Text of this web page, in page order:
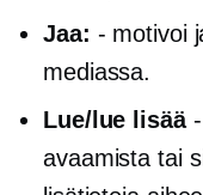
Jaa: - motivoi
mediassa.
Lue/lue lisää-
avaamista tai